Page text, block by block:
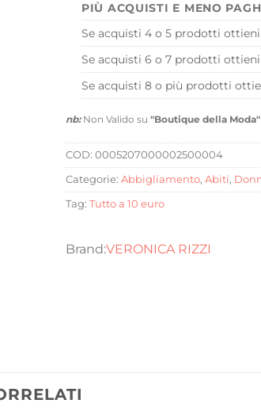
PIÙ ACQUISTI E MENO
Se acquisti 4 o 5 prodotti ottieni
Se acquisti 6 o 7 prodotti ottieni
Se acquisti 8 o più prodotti
nb:Non Valido su "Boutique della Moda"
COD: 0005207000002500004
Categorie: Abbigliamento, Abiti,
Tag: Tutto a 10 euro
VERONICA RIZZI